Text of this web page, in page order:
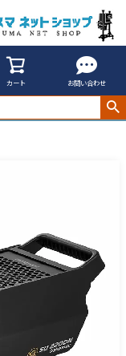
カート お問い合わせ